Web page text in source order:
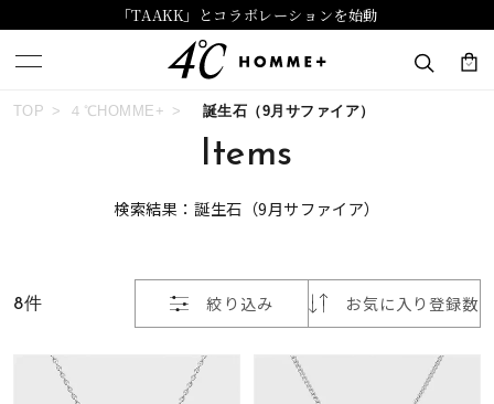
「TAAKK」とコラボレーションを始動
キーワードで検索する
人気検索キーワード
#ダイヤモンド ネックレス #eギフト
ブランド ４℃ HOMME+
TOP ４℃HOMME+ 誕生石（9月サファイア）
Items
検索結果：誕生石（9月サファイア）
8件 絞り込み お気に入り登録数
おすすめ順
お気に入り登録数